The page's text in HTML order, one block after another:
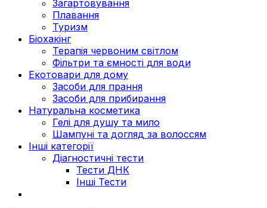
Загартовування
Плавання
Туризм
Біохакінг
Терапія червоним світлом
Фільтри та ємності для води
Екотовари для дому
Засоби для прання
Засоби для прибирання
Натуральна косметика
Гелі для душу та мило
Шампуні та догляд за волоссям
Інші категорії
Діагностичні тести
Тести ДНК
Інші Тести